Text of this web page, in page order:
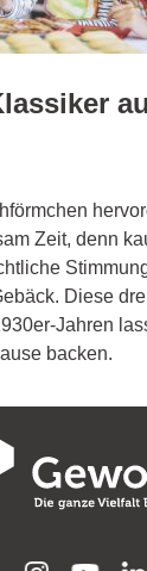
Zeit, denn
Diese
Jahren
backen.